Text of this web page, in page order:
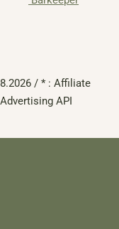
/ * : Affiliate
API